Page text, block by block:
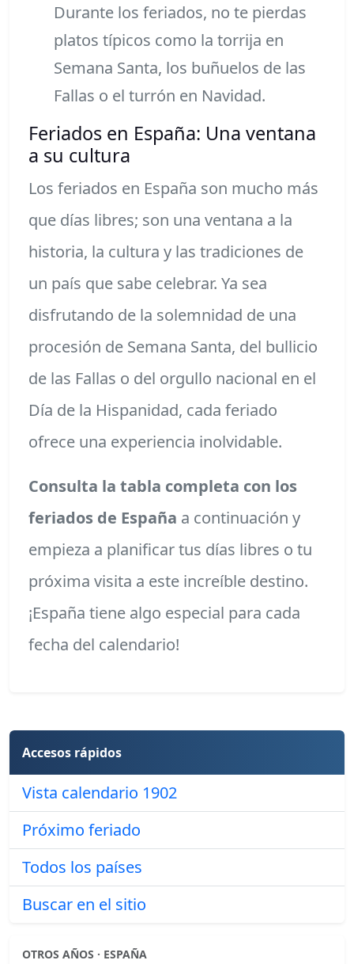
Durante los feriados, no te pierdas
platos típicos como la torrija en
Semana Santa, los buñuelos de las
Fallas o el turrón en Navidad.
Feriados en España: Una ventana
a su cultura
Los feriados en España son mucho más
que días libres; son una ventana a la
historia, la cultura y las tradiciones de
un país que sabe celebrar. Ya sea
disfrutando de la solemnidad de una
procesión de Semana Santa, del bullicio
de las Fallas o del orgullo nacional en el
Día de la Hispanidad, cada feriado
ofrece una experiencia inolvidable.
Consulta la tabla completa con los
feriados de España a continuación y
empieza a planificar tus días libres o tu
próxima visita a este increíble destino.
¡España tiene algo especial para cada
fecha del calendario!
Accesos rápidos
Vista calendario 1902
Próximo feriado
Todos los países
Buscar en el sitio
OTROS AÑOS · ESPAÑA